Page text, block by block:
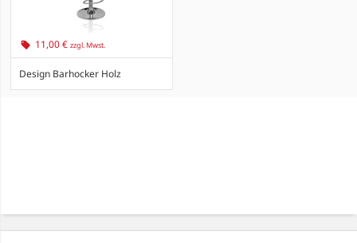
Design Barhocker Holz
11,00 €zzgl. Mwst.